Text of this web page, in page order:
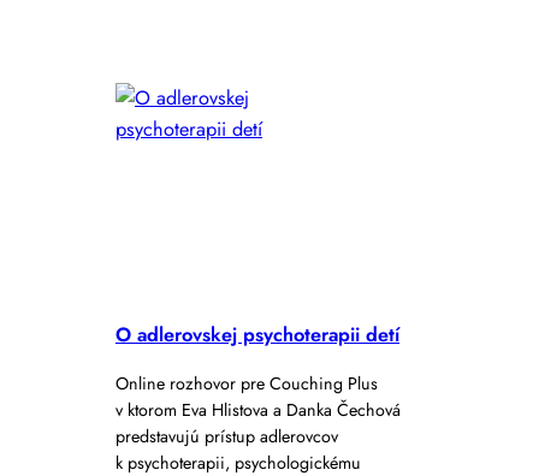
O adlerovskej psychoterapii detí
Online rozhovor pre Couching Plus
v ktorom Eva Hlistova a Danka Čechová
predstavujú prístup adlerovcov
k psychoterapii, psychologickému